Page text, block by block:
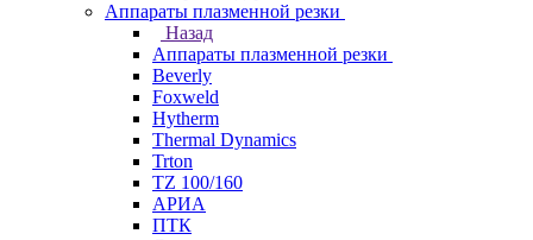
Аппараты плазменной резки
Назад
Аппараты плазменной резки
Beverly
Foxweld
Hytherm
Thermal Dynamics
Trton
TZ 100/160
АРИА
ПТК